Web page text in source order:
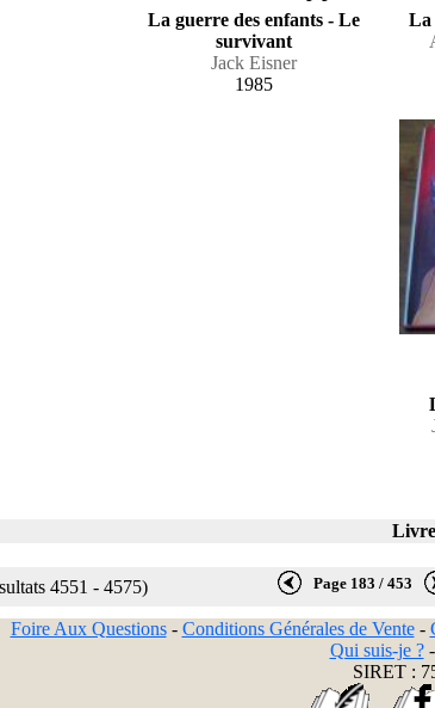
La guerre des enfants - Le
survivant
Jack Eisner
1985
La
4551 - 4575) Page 183 / 453
Foire Aux Questions- Conditions Générales de Vente-
Qui suis-je ?-
SIRET :